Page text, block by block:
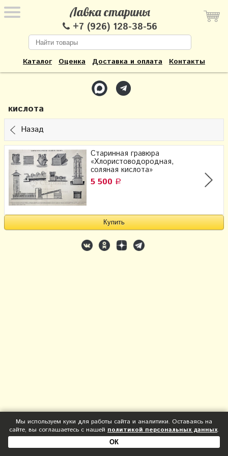
Лавка старины
+7 (926) 128-38-56
Каталог Оценка Доставка и оплата Контакты
кислота
Назад
Старинная гравюра
«Хлористоводородная,
соляная кислота»
5 500 Р
Мы используем куки для работы сайта и аналитики. Оставаясь на
сайте, вы соглашаетесь с нашей политикой персональных данных.
ОК